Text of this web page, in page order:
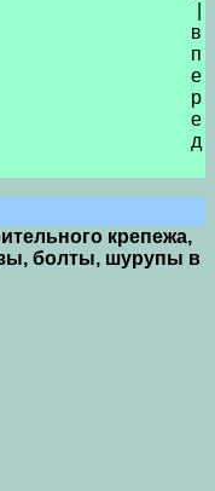
в
п
е
р
е
д
крепежа,
болты, шурупы в